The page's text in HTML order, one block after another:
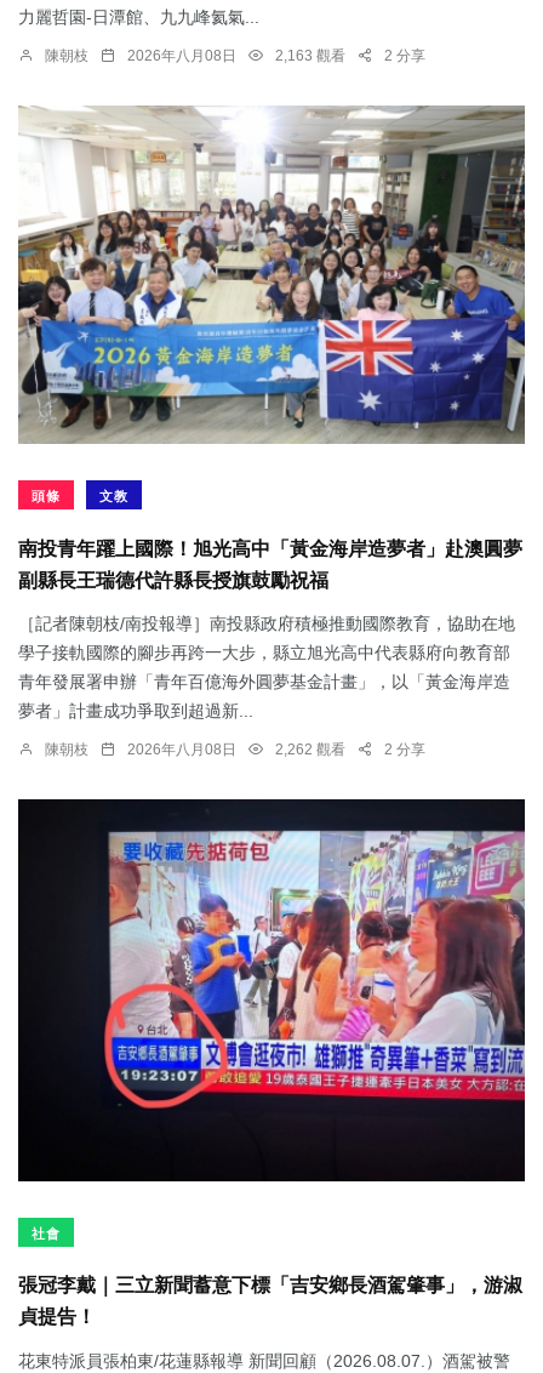
力麗哲園-日潭館、九九峰氦氣...
陳朝枝 2026年八月08日 2,163 觀看 2 分享
頭條 文教
南投青年躍上國際！旭光高中「黃金海岸造夢者」赴澳圓夢
副縣長王瑞德代許縣長授旗鼓勵祝福
［記者陳朝枝/南投報導］南投縣政府積極推動國際教育，協助在地
學子接軌國際的腳步再跨一大步，縣立旭光高中代表縣府向教育部
青年發展署申辦「青年百億海外圓夢基金計畫」，以「黃金海岸造
夢者」計畫成功爭取到超過新...
陳朝枝 2026年八月08日 2,262 觀看 2 分享
社會
張冠李戴｜三立新聞蓄意下標「吉安鄉長酒駕肇事」，游淑
貞提告！
花東特派員張柏東/花蓮縣報導 新聞回顧（2026.08.07.）酒駕被警